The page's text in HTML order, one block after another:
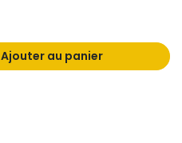
Ajouter au panier